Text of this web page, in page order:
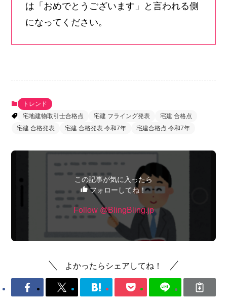
は「おめでとうございます」と言われる側
になってください。
トレンド
宅地建物取引士合格点
宅建 フライング発表
宅建 合格点
宅建 合格発表
宅建 合格発表 令和7年 宅建合格点 令和7年
この記事が気に入ったら
フォローしてね！
Follow @BlingBling.jp
よかったらシェアしてね！